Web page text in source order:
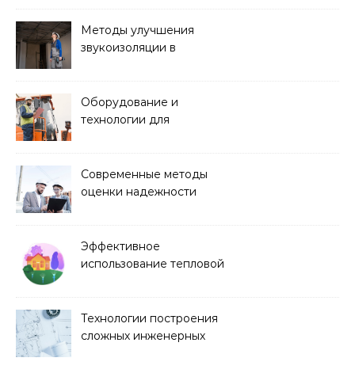
Методы улучшения
звукоизоляции в
Оборудование и
технологии для
Современные методы
оценки надежности
Эффективное
использование тепловой
Технологии построения
сложных инженерных